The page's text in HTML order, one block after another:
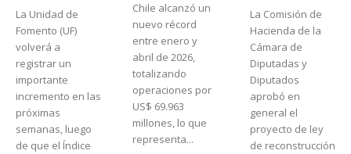
La Unidad de
Fomento (UF)
volverá a
registrar un
importante
incremento en las
próximas
semanas, luego
de que el Índice
Chile alcanzó un
nuevo récord
entre enero y
abril de 2026,
totalizando
operaciones por
US$ 69.963
millones, lo que
representa...
La Comisión de
Hacienda de la
Cámara de
Diputadas y
Diputados
aprobó en
general el
proyecto de ley
de reconstrucción